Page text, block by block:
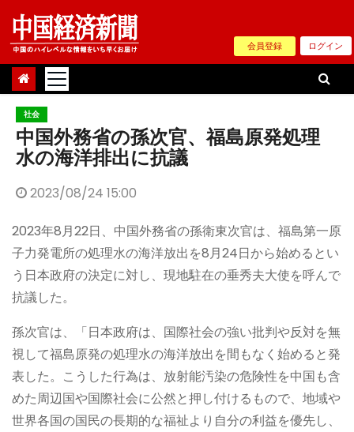
Skip
content
会員登録 ログイン
社会
中国外務省の孫次官、福島原発処理
水の海洋排出に抗議
2023/08/24 15:00
2023年8月22日、中国外務省の孫衛東次官は、福島第一原
子力発電所の処理水の海洋放出を8月24日から始めるとい
う日本政府の決定に対し、現地駐在の垂秀夫大使を呼んで
抗議した。
孫次官は、「日本政府は、国際社会の強い批判や反対を無
視して福島原発の処理水の海洋放出を間もなく始めると発
表した。こうした行為は、放射能汚染の危険性を中国も含
めた周辺国や国際社会に公然と押し付けるもので、地域や
世界各国の国民の長期的な福祉より自分の利益を優先し、